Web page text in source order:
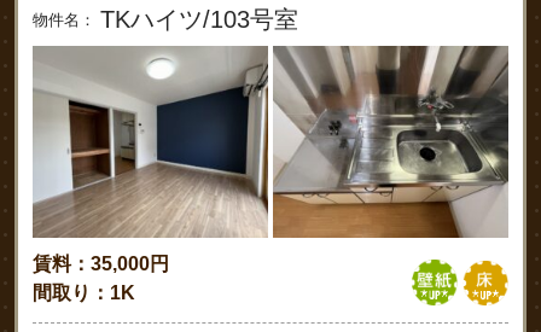
物件名： TKハイツ/103号室
賃料：35,000円
間取り：1K